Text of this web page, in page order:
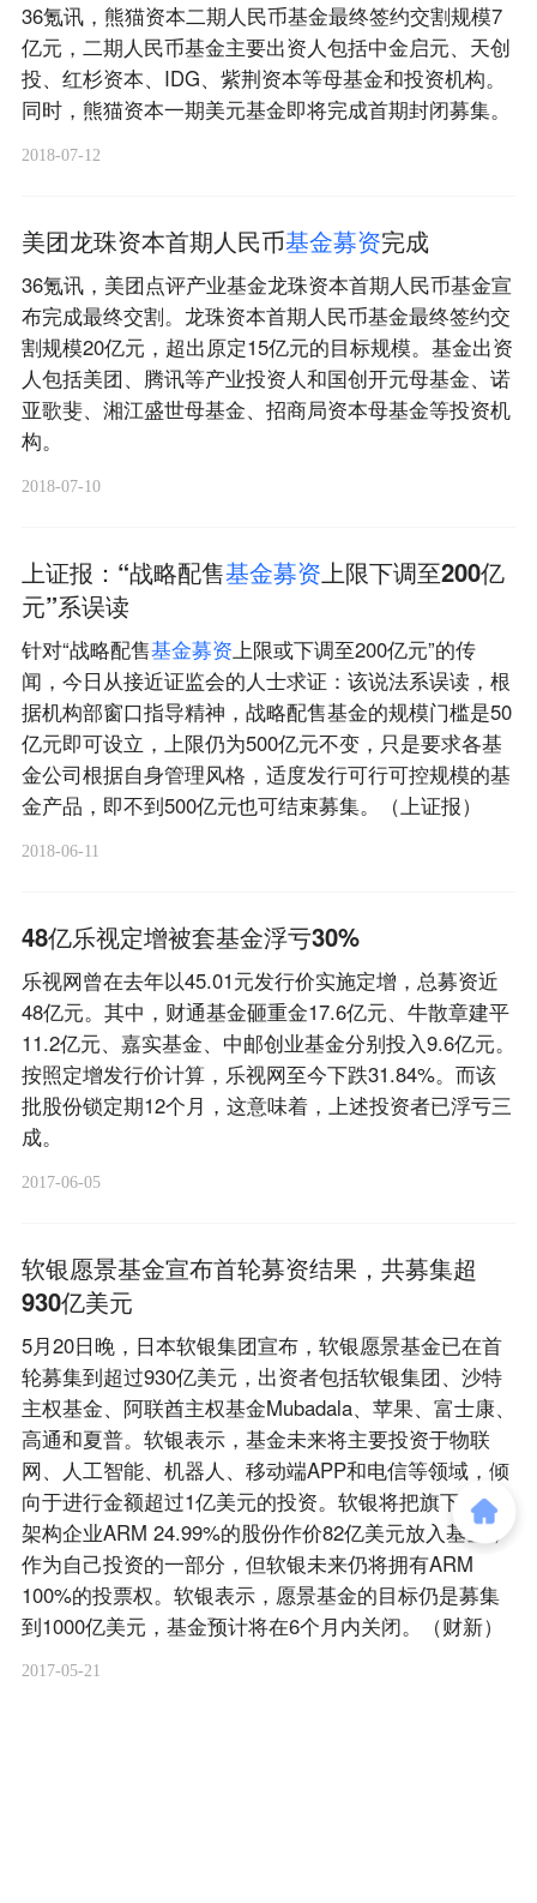
36氪讯，熊猫资本二期人民币基金最终签约交割规模7
亿元，二期人民币基金主要出资人包括中金启元、天创
投、红杉资本、IDG、紫荆资本等母基金和投资机构。
同时，熊猫资本一期美元基金即将完成首期封闭募集。
2018-07-12
美团龙珠资本首期人民币基金募资完成
36氪讯，美团点评产业基金龙珠资本首期人民币基金宣
布完成最终交割。龙珠资本首期人民币基金最终签约交
割规模20亿元，超出原定15亿元的目标规模。基金出资
人包括美团、腾讯等产业投资人和国创开元母基金、诺
亚歌斐、湘江盛世母基金、招商局资本母基金等投资机
构。
2018-07-10
上证报：“战略配售基金募资 上限下调至200亿
元”系误读
针对“战略配售基金募资上限或下调至200亿元”的传
闻，今日从接近证监会的人士求证：该说法系误读，根
据机构部窗口指导精神，战略配售基金的规模门槛是50
亿元即可设立，上限仍为500亿元不变，只是要求各基
金公司根据自身管理风格，适度发行可行可控规模的基
金产品，即不到500亿元也可结束募集。（上证报）
2018-06-11
48亿乐视定增被套基金浮亏30%
乐视网曾在去年以45.01元发行价实施定增，总募资近
48亿元。其中，财通基金砸重金17.6亿元、牛散章建平
11.2亿元、嘉实基金、中邮创业基金分别投入9.6亿元。
按照定增发行价计算，乐视网至今下跌31.84%。而该
批股份锁定期12个月，这意味着，上述投资者已浮亏三
成。
2017-06-05
软银愿景基金宣布首轮募资结果，共募集超
930亿美元
5月20日晚，日本软银集团宣布，软银愿景基金已在首
轮募集到超过930亿美元，出资者包括软银集团、沙特
主权基金、阿联酋主权基金Mubadala、苹果、富士康、
高通和夏普。软银表示，基金未来将主要投资于物联
网、人工智能、机器人、移动端APP和电信等领域，倾
向于进行金额超过1亿美元的投资。软银将把旗下芯片
架构企业ARM 24.99%的股份作价82亿美元放入基金，
作为自己投资的一部分，但软银未来仍将拥有ARM
100%的投票权。软银表示，愿景基金的目标仍是募集
到1000亿美元，基金预计将在6个月内关闭。（财新）
2017-05-21